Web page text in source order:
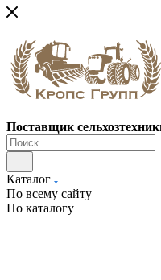
Поставщик
Каталог
По всему сайту
По каталогу